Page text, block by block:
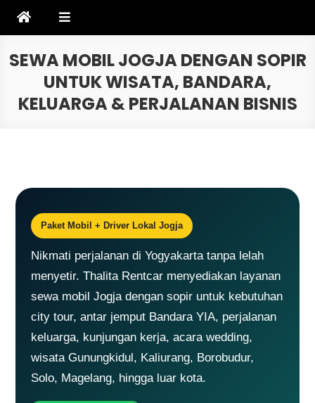
SEWA MOBIL JOGJA DENGAN SOPIR
UNTUK WISATA, BANDARA,
KELUARGA & PERJALANAN BISNIS
Paket Mobil + Driver Lokal Jogja
Nikmati perjalanan di Yogyakarta tanpa lelah
menyetir. Thalita Rentcar menyediakan layanan
sewa mobil Jogja dengan sopir untuk kebutuhan
city tour, antar jemput Bandara YIA, perjalanan
keluarga, kunjungan kerja, acara wedding,
wisata Gunungkidul, Kaliurang, Borobudur,
Solo, Magelang, hingga luar kota.